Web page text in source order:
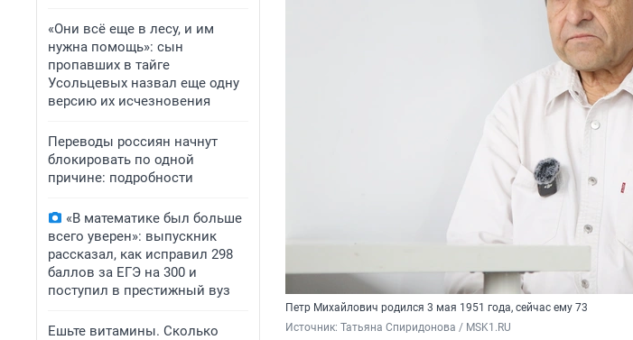
«Они всё еще в лесу, и им
нужна помощь»: сын
пропавших в тайге
Усольцевых назвал еще одну
версию их исчезновения
Переводы россиян начнут
блокировать по одной
причине: подробности
«В математике был больше
всего уверен»: выпускник
рассказал, как исправил 298
баллов за ЕГЭ на 300 и
поступил в престижный вуз
Ешьте витамины. Сколько
Петр Михайлович родился 3 мая 1951 года, сейчас ему 73
Источник: Татьяна Спиридонова / MSK1.RU